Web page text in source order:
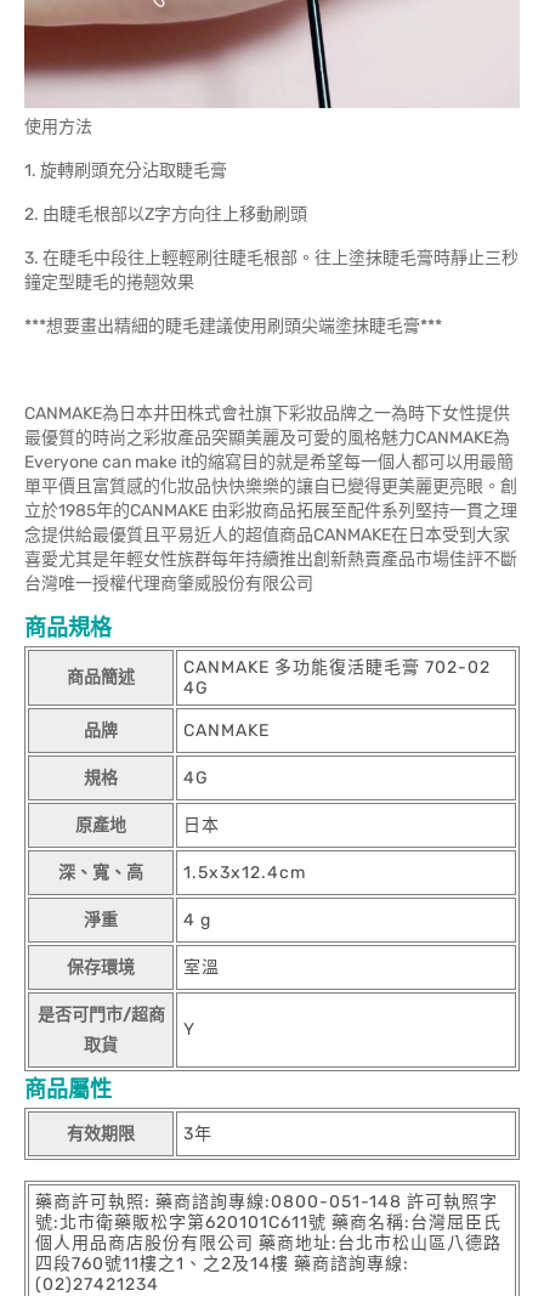
使用方法
1. 旋轉刷頭充分沾取睫毛膏
2. 由睫毛根部以Z字方向往上移動刷頭
3. 在睫毛中段往上輕輕刷往睫毛根部。往上塗抹睫毛膏時靜止三秒
鐘定型睫毛的捲翹效果
***想要畫出精細的睫毛建議使用刷頭尖端塗抹睫毛膏***
CANMAKE為日本井田株式會社旗下彩妝品牌之一為時下女性提供
最優質的時尚之彩妝產品突顯美麗及可愛的風格魅力CANMAKE為
Everyone can make it的縮寫目的就是希望每一個人都可以用最簡
單平價且富質感的化妝品快快樂樂的讓自已變得更美麗更亮眼。創
立於1985年的CANMAKE 由彩妝商品拓展至配件系列堅持一貫之理
念提供給最優質且平易近人的超值商品CANMAKE在日本受到大家
喜愛尤其是年輕女性族群每年持續推出創新熱賣產品市場佳評不斷
台灣唯一授權代理商肇威股份有限公司
商品規格
商品簡述
CANMAKE 多功能復活睫毛膏 702-02
4G
品牌 CANMAKE
規格 4G
原產地 日本
深、寬、高 1.5x3x12.4cm
淨重 4 g
保存環境 室溫
是否可門市/超商
取貨
Y
商品屬性
有效期限 3年
藥商許可執照: 藥商諮詢專線:0800-051-148 許可執照字
號:北市衛藥販松字第620101C611號 藥商名稱:台灣屈臣氏
個人用品商店股份有限公司 藥商地址:台北市松山區八德路
四段760號11樓之1、之2及14樓 藥商諮詢專線:
(02)27421234